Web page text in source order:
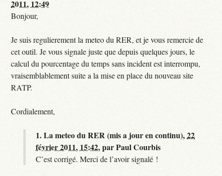
2011, 12:49
Bonjour,
Je suis regulierement la meteo du RER, et je vous remercie de
cet outil. Je vous signale juste que depuis quelques jours, le
calcul du pourcentage du temps sans incident est interrompu,
vraisemblablement suite a la mise en place du nouveau site
RATP.
Cordialement,
1.La meteo du RER (mis a jour en continu),22
février 2011, 15:42,parPaul Courbis
C’est corrigé. Merci de l’avoir signalé !